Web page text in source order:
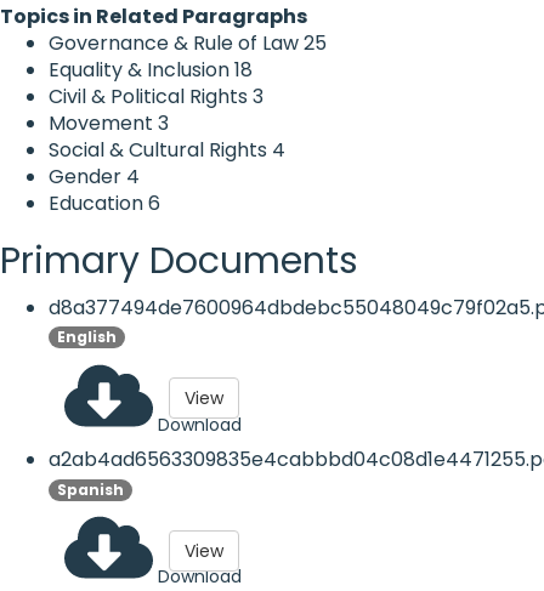
Topics in Related Paragraphs
Governance & Rule of Law25
Equality & Inclusion18
Civil & Political Rights 3
Movement 3
Social & Cultural Rights 4
Gender 4
Education6
Primary Documents
English
Download
View
Spanish
Download
View